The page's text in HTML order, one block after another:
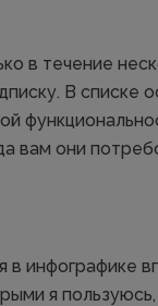
в течение
В списке
вам они
в инфографике
я